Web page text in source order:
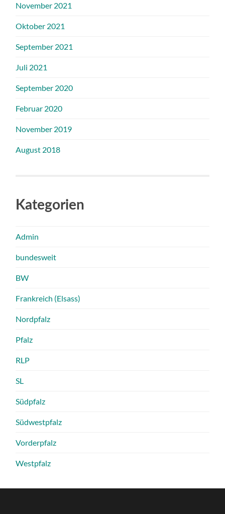
November 2021
Oktober 2021
September 2021
Juli 2021
September 2020
Februar 2020
November 2019
August 2018
Kategorien
Admin
bundesweit
BW
Frankreich (Elsass)
Nordpfalz
Pfalz
RLP
SL
Südpfalz
Südwestpfalz
Vorderpfalz
Westpfalz